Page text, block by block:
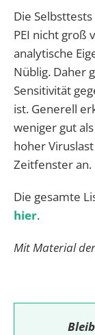
Die
PEI nicht groß
analytische
Nüblig. Daher
Sensitivität
ist. Generell
weniger gut als
hoher
Zeitfenster an.
Die gesamte
hier.
Mit Material